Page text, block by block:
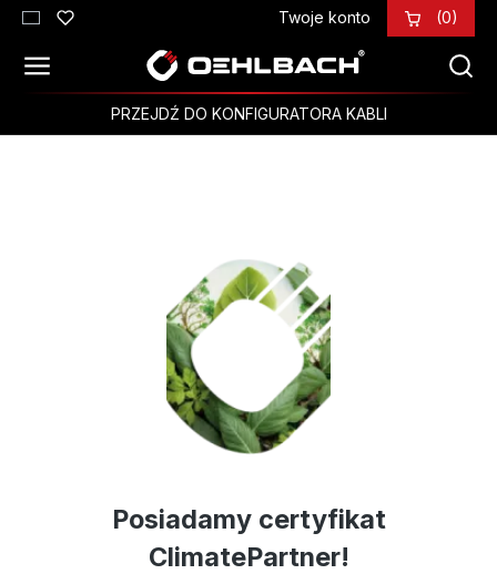
Przejdź do głównej zawartości Twoje konto (0)
PRZEJDŹ DO KONFIGURATORA KABLI
Posiadamy certyfikat
ClimatePartner!